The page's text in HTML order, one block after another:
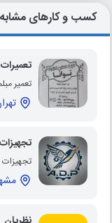
کسب و کارهای مشابه
تعمیر
مشهد،